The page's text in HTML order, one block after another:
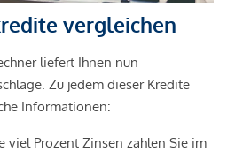
vergleichen
liefert Ihnen nun
Zu jedem dieser Kredite
Informationen:
viel Prozent Zinsen zahlen Sie im